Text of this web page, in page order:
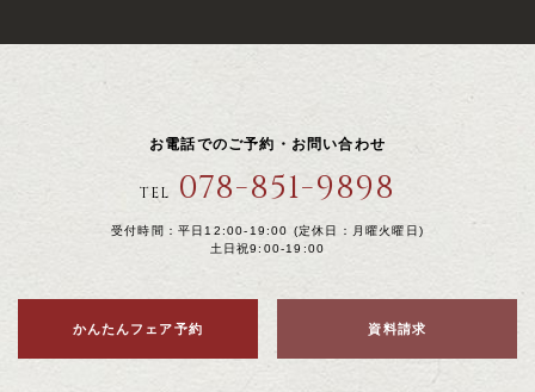
お電話でのご予約・お問い合わせ
TEL 078-851-9898
受付時間：平日12:00-19:00 (定休日：月曜火曜日)
土日祝9:00-19:00
かんたんフェア予約 資料請求